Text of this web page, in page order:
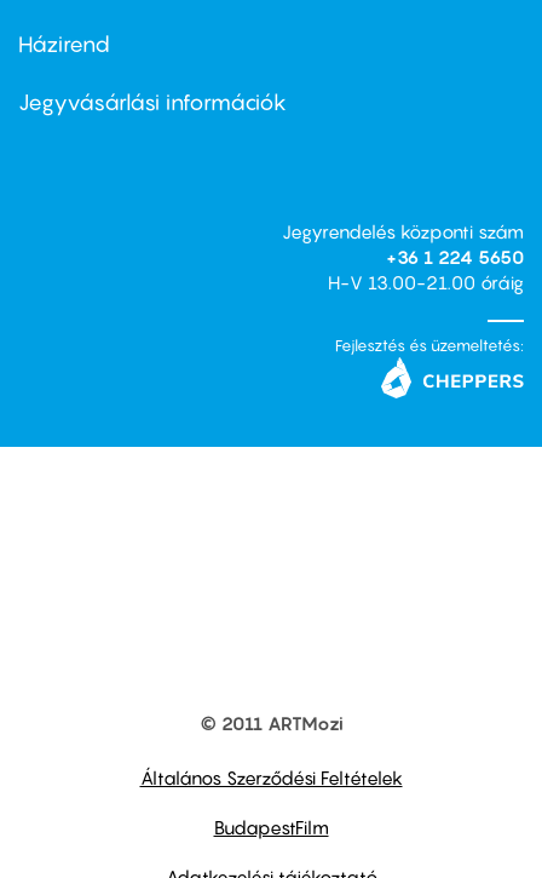
Footer
second
Házirend
Jegyvásárlási információk
Jegyrendelés központi szám
+36 1 224 5650
H-V 13.00-21.00 óráig
Fejlesztés és üzemeltetés:
© 2011 ARTMozi
Általános Szerződési Feltételek
BudapestFilm